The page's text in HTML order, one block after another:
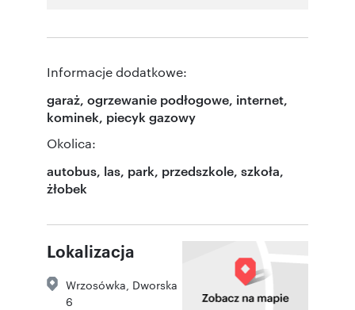
Informacje dodatkowe:
garaż, ogrzewanie podłogowe, internet,
kominek, piecyk gazowy
Okolica:
autobus, las, park, przedszkole, szkoła,
żłobek
Lokalizacja
Wrzosówka Dworska
6